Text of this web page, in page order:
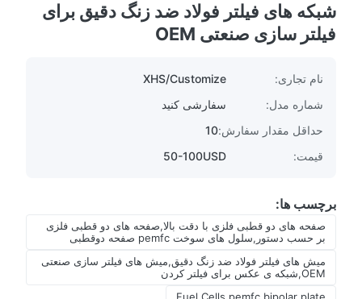
شبکه های فیلتر فولاد ضد زنگ دقیق برای
فیلتر سازی صنعتی OEM
نام تجاری:
XHS/Customize
شماره مدل:
سفارشی کنید
حداقل مقدار سفارش:10
قیمت:
50-100USD
برچسب ها:
صفحه های دو قطبی فلزی با دقت بالا,صفحه های دو قطبی فلزی
بر حسب دستور,سلول های سوخت pemfc صفحه دوقطبی
میش های فیلتر فولاد ضد زنگ دقیق,میش های فیلتر سازی صنعتی